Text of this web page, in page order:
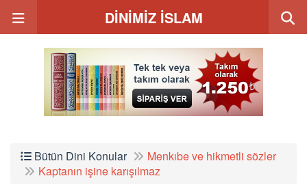
DİNİMİZ İSLAM
Bütün Dini Konular
Menkıbe ve hikmetli sözler
Kaptanın işine karışılmaz